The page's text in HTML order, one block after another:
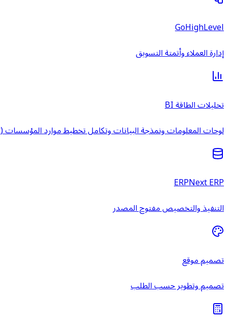
GoHighLevel
إدارة العملاء وأتمتة التسويق
تحليلات الطاقة BI
لوحات المعلومات ونمذجة البيانات وتكامل تخطيط موارد المؤسسات (ERP) وخدمات ذكاء الأعمال المُدارة.
ERPNext ERP
التنفيذ والتخصيص مفتوح المصدر
تصميم موقع
تصميم وتطوير حسب الطلب